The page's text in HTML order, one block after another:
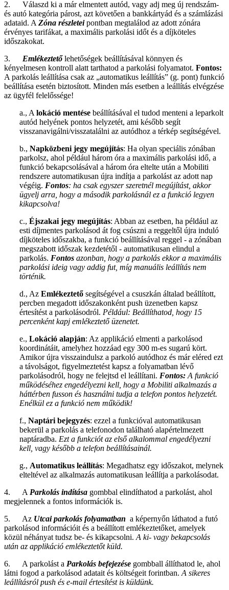
2. Válaszd ki a már elmentett autód, vagy adj meg új rendszám-
és autó kategória párost, azt követően a bankkártyád és a számlázási
adataid. A Zóna részleteipontban megtalálod az adott zónára
érvényes tarifákat, a maximális parkolási időt és a díjköteles
időszakokat.
3. Emlékeztetőlehetőségek beállításával könnyen és
kényelmesen kontroll alatt tarthatod a parkolási folyamatot. Fontos:
A parkolás leállítása csak az „automatikus leállítás” (g. pont) funkció
beállítása esetén biztosított. Minden más esetben a leállítás elvégzése
az ügyfél felelőssége!
a., A lokáció mentése beállításával el tudod menteni a leparkolt
autód helyének pontos helyzetét, ami később segít
visszanavigálni/visszatalálni az autódhoz a térkép segítségével.
b., Napközbeni jegy megújítás: Ha olyan speciális zónában
parkolsz, ahol például három óra a maximális parkolási idő, a
funkció bekapcsolásával a három óra eltelte után a Mobiliti
rendszere automatikusan újra indítja a parkolást az adott nap
végéig. Fontos: ha csak egyszer szeretnél megújítást, akkor
ügyelj arra, hogy a második parkolásnál ez a funkció legyen
kikapcsolva!
c., Éjszakai jegy megújítás: Abban az esetben, ha például az
esti díjmentes parkolásod át fog csúszni a reggeltől újra induló
díjköteles időszakba, a funkció beállításával reggel - a zónában
megszabott időszak kezdetétől - automatikusan elindul a
parkolás. Fontos azonban, hogy a parkolás ekkor a maximális
parkolási ideig vagy addig fut, míg manuális leállítás nem
történik.
d., Az Emlékeztető segítségével a csuszkán általad beállított,
percben megadott időszakonként push üzenetben kapsz
értesítést a parkolásodról. Például: Beállíthatod, hogy 15
percenként kapj emlékeztető üzenetet.
e., Lokáció alapján: Az applikáció elmenti a parkolásod
koordinátáit, amelyhez hozzáad egy 300 m-es sugarú kört.
Amikor újra visszaindulsz a parkoló autódhoz és már eléred ezt
a távolságot, figyelmeztetést kapsz a folyamatban lévő
parkolásodról, hogy ne felejtsd el leállítani. Fontos: A funkció
működéséhez engedélyezni kell, hogy a Mobiliti alkalmazás a
háttérben fusson és használni tudja a telefon pontos helyzetét.
Enélkül ez a funkció nem működik!
f., Naptári bejegyzés: ezzel a funkcióval automatikusan
bekerül a parkolás a telefonodon található alapértelmezett
naptáradba. Ezt a funkciót az első alkalommal engedélyezni
kell, vagy később a telefon beállításainál.
g., Automatikus leállítás: Megadhatsz egy időszakot, melynek
elteltével az alkalmazás automatikusan leállítja a parkolásodat.
4. A Parkolás indítása gombbal elindíthatod a parkolást, ahol
megjelennek a fontos információk is.
5. Az Utcai parkolás folyamatban a képernyőn láthatod a futó
parkolásod információit és a beállított emlékeztetőket, amelyek
közül néhányat tudsz be- és kikapcsolni. A ki- vagy bekapcsolás
után az applikáció emlékeztetőt küld.
6. A parkolást a Parkolás befejezése gombball állíthatod le, ahol
látni fogod a parkolásod adatait és költségeit forintban. A sikeres
leállításról push és e-mail értesítést is küldünk.